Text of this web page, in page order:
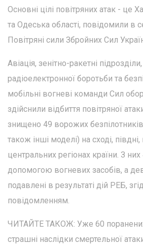
Основні цілі повітряних атак - це
та Одеська області, повідомили в
Повітряні сили Збройних Сил
Авіація, зенітно-ракетні
радіоелектронної боротьби та
мобільні вогневі команди Сил
здійснили відбиття повітряної
знищено 49 ворожих
також інші моделі) на сході, півдні,
центральних регіонах країни. З них
допомогою вогневих засобів, а
подавлені в результаті дій РЕБ,
повідомленням.
ЧИТАЙТЕ ТАКОЖ: Уже 60
страшні наслідки смертельної